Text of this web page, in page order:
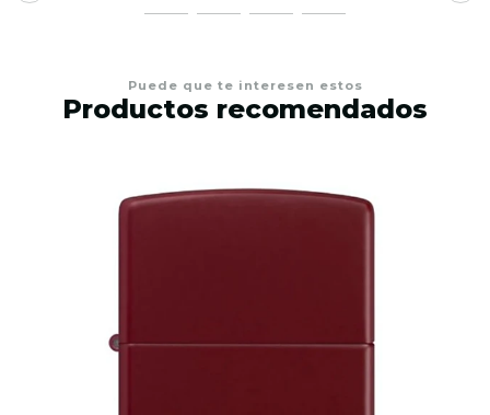
Puede que te interesen estos
Productos recomendados